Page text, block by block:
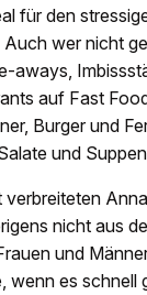
für den
wer nicht
aways,
auf Fast
Burger und
und
verbreiteten
nicht aus
und
wenn es schnell